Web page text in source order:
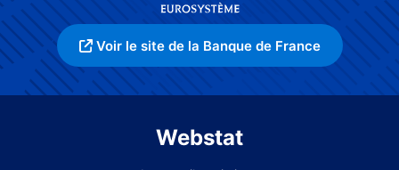
Voir le site de la Banque de France
Webstat